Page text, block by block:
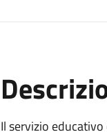
Ilservizio educativo